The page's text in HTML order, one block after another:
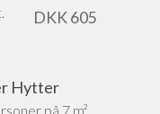
DKK605
Hytter
på 7 m².